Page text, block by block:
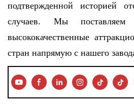
подтвержденной историей
случаев. Мы поставляем
высококачественные
стран напрямую с нашего